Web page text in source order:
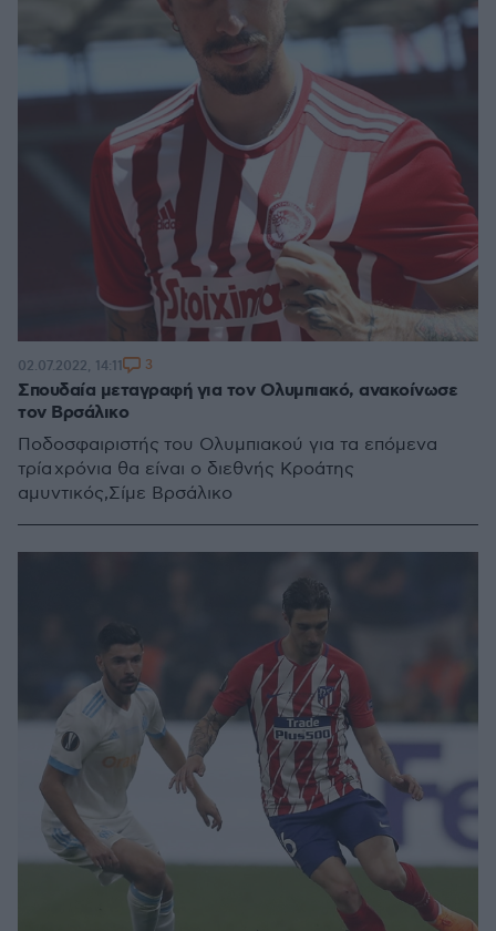
Σπουδαία μεταγραφή για τον Ολυμπιακό, ανακοίνωσε
τον Βρσάλικο
Ποδοσφαιριστής του Ολυμπιακού για τα επόμενα
τρία χρόνια θα είναι ο διεθνής Κροάτης
αμυντικός,Σίμε Βρσάλικο
02.07.2022, 14:11 3